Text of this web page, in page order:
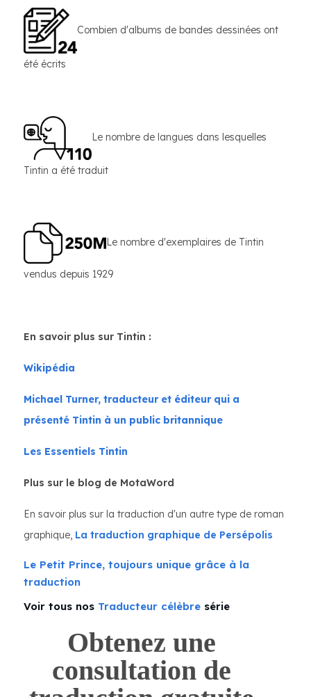
Combien d'albums de bandes dessinées ont
été écrits
Le nombre de langues dans lesquelles
Tintin a été traduit
Le nombre d'exemplaires de Tintin
vendus depuis 1929
En savoir plus sur Tintin :
Wikipédia
Michael Turner, traducteur et éditeur qui a
présenté Tintin à un public britannique
Les Essentiels Tintin
Plus sur le blog de MotaWord
En savoir plus sur la traduction d'un autre type de roman
graphique, La traduction graphique de Persépolis
Le Petit Prince, toujours unique grâce à la
traduction
Voir tous nos Traducteur célèbre série
Obtenez une
consultation de